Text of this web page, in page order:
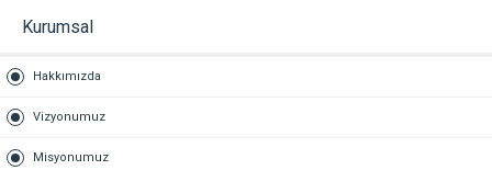
Kurumsal
Hakkımızda
Vizyonumuz
Misyonumuz